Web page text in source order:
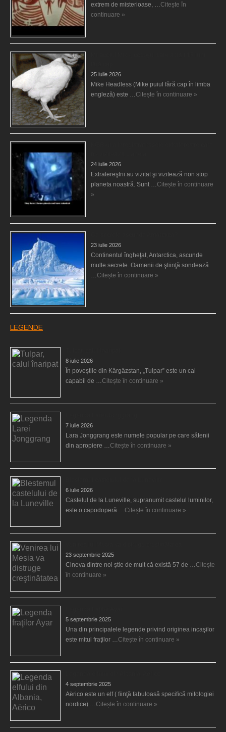
extrem de misterioase, … Citește în
continuare »
25 iulie 2026
Mike Headless (Mike puiul fără cap în limba
engleză) este … Citește în continuare »
24 iulie 2026
Extratereştrii au vizitat şi vizitează non stop
planeta noastră. Sunt … Citește în continuare
»
23 iulie 2026
Continentul îngheţat, Antarctica, ascunde
multe secrete. Oamenii de ştiinţă sondează
Citește în continuare »
LEGENDE
8 iulie 2026
În poveștile din Kârgâzstan, „Tulpar” este un cal
capabil de … Citește în continuare »
7 iulie 2026
Lara Jonggrang este numele popular pe care sătenii
din apropiere … Citește în continuare »
6 iulie 2026
Castelul de la Luneville, supranumit castelul luminilor,
este o capodoperă … Citește în continuare »
23 septembrie 2025
Cineva dintre noi ştie de mult că există 57 de … Citește
în continuare »
5 septembrie 2025
Una din principalele legende privind originea incaşilor
este mitul fraţilor … Citește în continuare »
4 septembrie 2025
Aërico este un elf ( fiinţă fabuloasă specifică mitologiei
nordice) … Citește în continuare »